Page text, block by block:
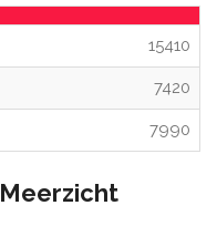
15410
7420
7990
Meerzicht